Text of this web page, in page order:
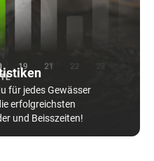
für jedes Gewässer
erfolgreichsten
und Beisszeiten!